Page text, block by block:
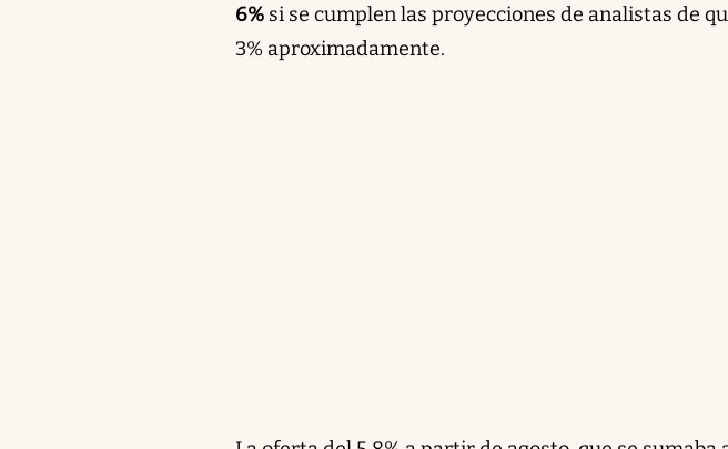
6% si se cumplen las proyecciones de analistas de
3% aproximadamente.